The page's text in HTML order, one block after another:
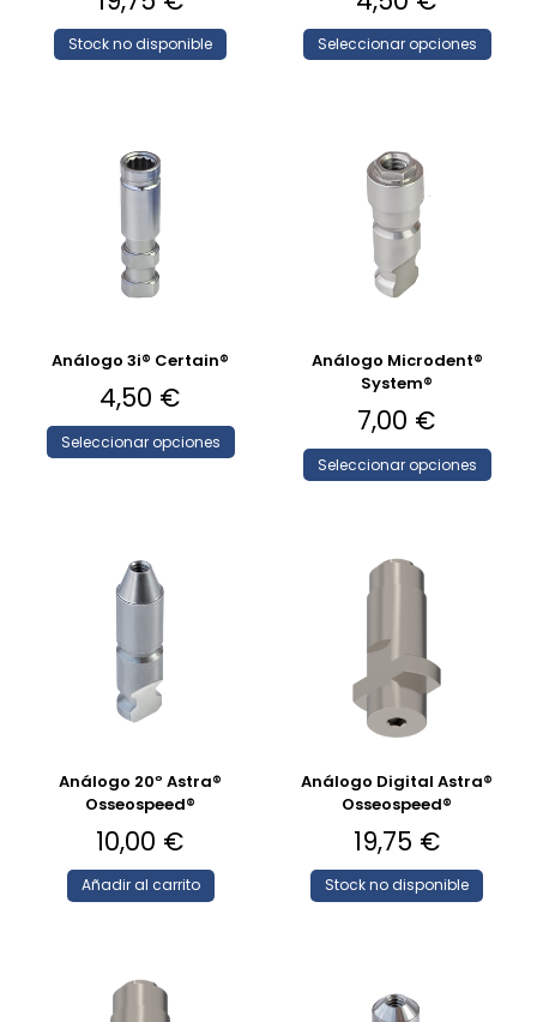
Stock no disponible Seleccionar opciones
Análogo 3i® Certain®
4,50 €
Seleccionar opciones
Análogo Microdent®
System®
7,00 €
Seleccionar opciones
Análogo 20º Astra®
Osseospeed®
10,00 €
Añadir al carrito
Análogo Digital Astra®
Osseospeed®
19,75 €
Stock no disponible